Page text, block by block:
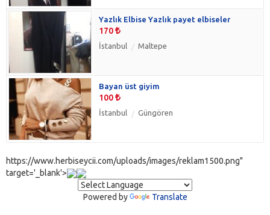
Yazlık Elbise Yazlık payet elbiseler
170
İstanbul Maltepe
Bayan üst giyim
100
İstanbul Güngören
https://www.herbiseycii.com/uploads/images/reklam1500.png"
target='_blank'>
Powered by Translate